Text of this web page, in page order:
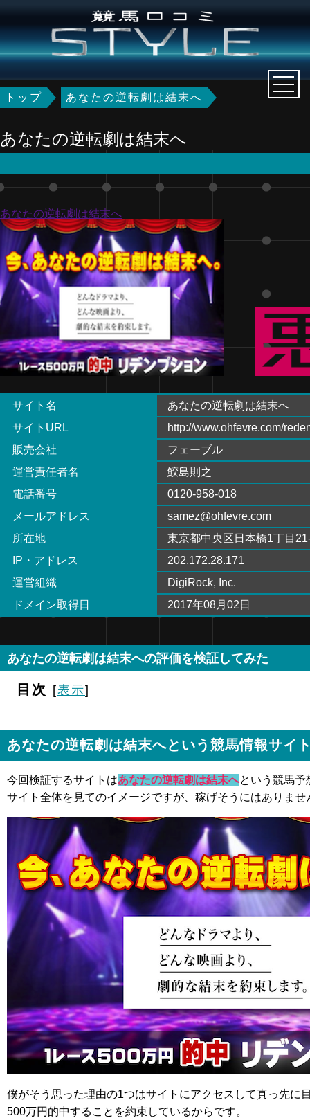
トップ あなたの逆転劇は結末へ
あなたの逆転劇は結末へ
あなたの逆転劇は結末へ
サイト名
あなたの逆転劇は結末へ
サイトURL
http://www.ohfevre.com/
販売会社
フェーブル
運営責任者名
鮫島則之
電話番号
0120-958-018
メールアドレス
samez@ohfevre.com
所在地
東京都中央区日本橋1丁目
IP・アドレス
202.172.28.171
運営組織
DigiRock, Inc.
ドメイン取得日
2017年08月02日
あなたの逆転劇は結末への評価を検証してみた
目次 [表示]
あなたの逆転劇は結末へという競馬情報サイ
今回検証するサイトはあなたの逆転劇は結末へという競馬予
サイト全体を見てのイメージですが、稼げそうにはありませ
僕がそう思った理由の1つはサイトにアクセスして真っ先に
500万円的中することを約束しているからです。